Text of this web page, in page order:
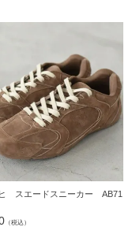
スエードスニーカー AB71
（税込）